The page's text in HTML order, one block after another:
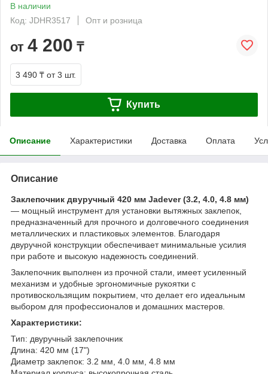
В наличии
Код: JDHR3517
Опт и розница
от 4 200 ₸
3 490 ₸ от 3 шт.
Купить
Описание Характеристики Доставка Оплата
Описание
Заклепочник двуручный 420 мм Jadever (3.2, 4.0, 4.8 мм)
— мощный инструмент для установки вытяжных заклепок,
предназначенный для прочного и долговечного соединения
металлических и пластиковых элементов. Благодаря
двуручной конструкции обеспечивает минимальные усилия
при работе и высокую надежность соединений.
Заклепочник выполнен из прочной стали, имеет усиленный
механизм и удобные эргономичные рукоятки с
противоскользящим покрытием, что делает его идеальным
выбором для профессионалов и домашних мастеров.
Характеристики:
Тип: двуручный заклепочник
Длина: 420 мм (17")
Диаметр заклепок: 3.2 мм, 4.0 мм, 4.8 мм